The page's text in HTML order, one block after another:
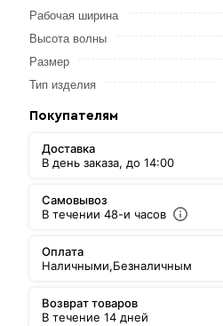
Рабочая ширина
Высота волны
Размер
Тип изделия
Покупателям
Доставка
В день заказа, до 14:00
Самовывоз
В течении 48-и часов
Оплата
Наличными,Безналичным
Возврат товаров
В течение 14 дней